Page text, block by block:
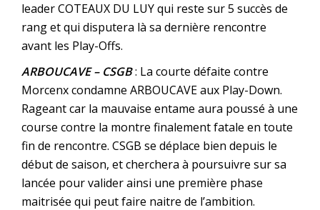
leader COTEAUX DU LUY qui reste sur 5 succès de
rang et qui disputera là sa dernière rencontre
avant les Play-Offs.
ARBOUCAVE – CSGB: La courte défaite contre
Morcenx condamne ARBOUCAVE aux Play-Down.
Rageant car la mauvaise entame aura poussé à une
course contre la montre finalement fatale en toute
fin de rencontre. CSGB se déplace bien depuis le
début de saison, et cherchera à poursuivre sur sa
lancée pour valider ainsi une première phase
maitrisée qui peut faire naitre de l’ambition.